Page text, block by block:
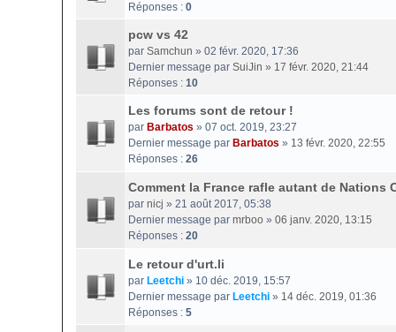
Réponses : 0
pcw vs 42
par Samchun » 02 févr. 2020, 17:36
Dernier message par SuiJin » 17 févr. 2020, 21:44
Réponses : 10
Les forums sont de retour !
par Barbatos » 07 oct. 2019, 23:27
Dernier message par Barbatos » 13 févr. 2020, 22:55
Réponses : 26
Comment la France rafle autant de Nations
par nicj » 21 août 2017, 05:38
Dernier message par mrboo » 06 janv. 2020, 13:15
Réponses : 20
Le retour d'urt.li
par Leetchi » 10 déc. 2019, 15:57
Dernier message par Leetchi » 14 déc. 2019, 01:36
Réponses : 5